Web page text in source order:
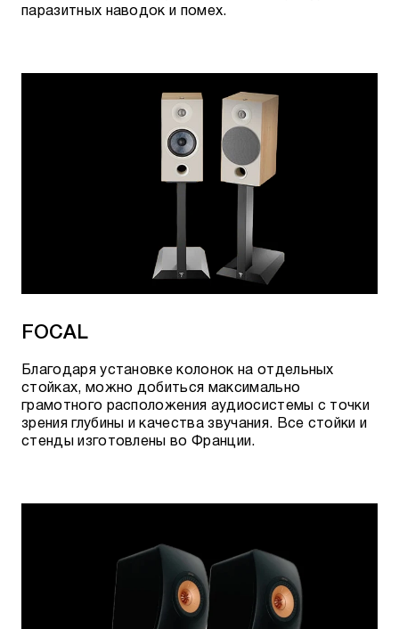
паразитных наводок и помех.
FOCAL
Благодаря установке колонок на отдельных
стойках, можно добиться максимально
грамотного расположения аудиосистемы с точки
зрения глубины и качества звучания. Все стойки и
стенды изготовлены во Франции.